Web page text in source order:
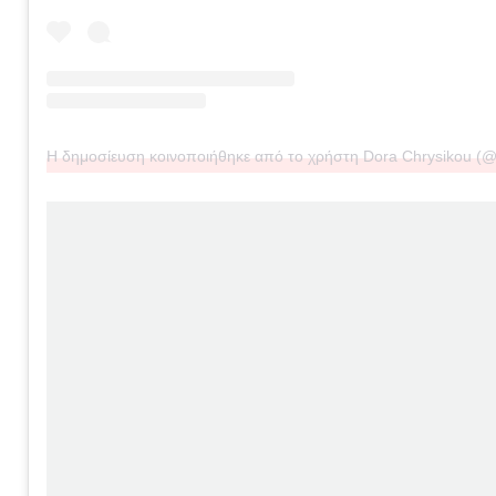
Η δημοσίευση κοινοποιήθηκε από το χρήστη Dora Chrysikou